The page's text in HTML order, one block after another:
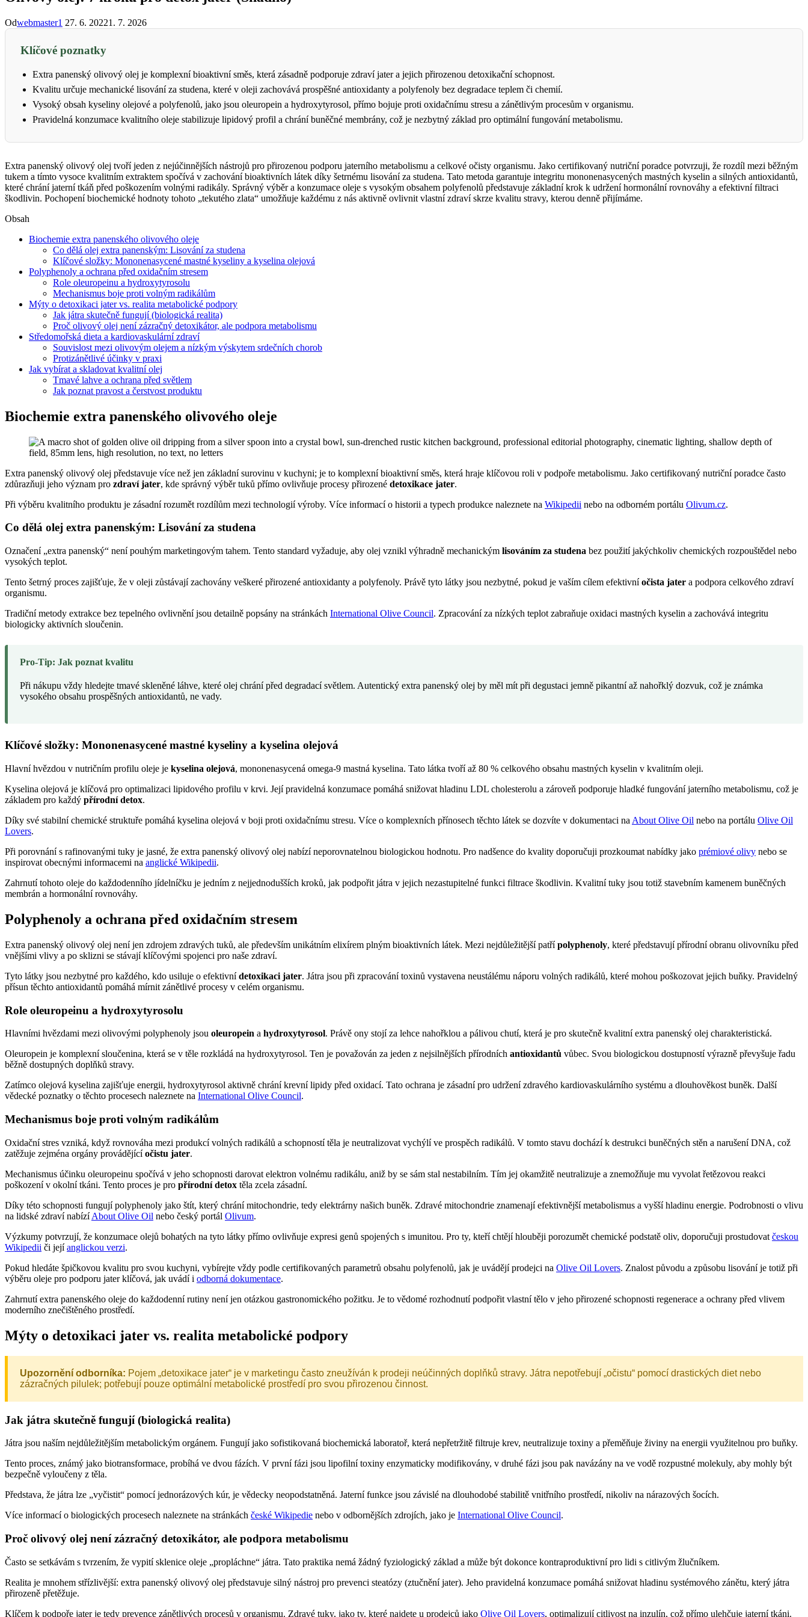
Odwebmaster1 27. 6. 20221. 7. 2026
Klíčové poznatky
Extra panenský olivový olej je komplexní bioaktivní směs, která zásadně podporuje zdraví jater a jejich přirozenou detoxikační schopnost.
Kvalitu určuje mechanické lisování za studena, které v oleji zachovává prospěšné antioxidanty a polyfenoly bez degradace teplem či chemií.
Vysoký obsah kyseliny olejové a polyfenolů, jako jsou oleuropein a hydroxytyrosol, přímo bojuje proti oxidačnímu stresu a zánětlivým procesům v organismu.
Pravidelná konzumace kvalitního oleje stabilizuje lipidový profil a chrání buněčné membrány, což je nezbytný základ pro optimální fungování metabolismu.
Extra panenský olivový olej tvoří jeden z nejúčinnějších nástrojů pro přirozenou podporu jaterního metabolismu a celkové očisty organismu. Jako certifikovaný nutriční poradce potvrzuji, že rozdíl mezi běžným
tukem a tímto vysoce kvalitním extraktem spočívá v zachování bioaktivních látek díky šetrnému lisování za studena. Tato metoda garantuje integritu mononenasycených mastných kyselin a silných antioxidantů,
které chrání jaterní tkáň před poškozením volnými radikály. Správný výběr a konzumace oleje s vysokým obsahem polyfenolů představuje základní krok k udržení hormonální rovnováhy a efektivní filtraci
škodlivin. Pochopení biochemické hodnoty tohoto „tekutého zlata“ umožňuje každému z nás aktivně ovlivnit vlastní zdraví skrze kvalitu stravy, kterou denně přijímáme.
Obsah
Biochemie extra panenského olivového oleje
Co dělá olej extra panenským: Lisování za studena
Klíčové složky: Mononenasycené mastné kyseliny a kyselina olejová
Polyphenoly a ochrana před oxidačním stresem
Role oleuropeinu a hydroxytyrosolu
Mechanismus boje proti volným radikálům
Mýty o detoxikaci jater vs. realita metabolické podpory
Jak játra skutečně fungují (biologická realita)
Proč olivový olej není zázračný detoxikátor, ale podpora metabolismu
Středomořská dieta a kardiovaskulární zdraví
Souvislost mezi olivovým olejem a nízkým výskytem srdečních chorob
Protizánětlivé účinky v praxi
Jak vybírat a skladovat kvalitní olej
Tmavé lahve a ochrana před světlem
Jak poznat pravost a čerstvost produktu
Biochemie extra panenského olivového oleje
Extra panenský olivový olej představuje více než jen základní surovinu v kuchyni; je to komplexní bioaktivní směs, která hraje klíčovou roli v podpoře metabolismu. Jako certifikovaný nutriční poradce často
zdůrazňuji jeho význam pro zdraví jater, kde správný výběr tuků přímo ovlivňuje procesy přirozené detoxikace jater.
Při výběru kvalitního produktu je zásadní rozumět rozdílům mezi technologií výroby. Více informací o historii a typech produkce naleznete na Wikipedii nebo na odborném portálu Olivum.cz.
Co dělá olej extra panenským: Lisování za studena
Označení „extra panenský“ není pouhým marketingovým tahem. Tento standard vyžaduje, aby olej vznikl výhradně mechanickým lisováním za studena bez použití jakýchkoliv chemických rozpouštědel nebo
vysokých teplot.
Tento šetrný proces zajišťuje, že v oleji zůstávají zachovány veškeré přirozené antioxidanty a polyfenoly. Právě tyto látky jsou nezbytné, pokud je vaším cílem efektivníočista jater a podpora celkového zdraví
organismu.
Tradiční metody extrakce bez tepelného ovlivnění jsou detailně popsány na stránkách International Olive Council. Zpracování za nízkých teplot zabraňuje oxidaci mastných kyselin a zachovává integritu
biologicky aktivních sloučenin.
Pro-Tip: Jak poznat kvalitu
Při nákupu vždy hledejte tmavé skleněné láhve, které olej chrání před degradací světlem. Autentický extra panenský olej by měl mít při degustaci jemně pikantní až nahořklý dozvuk, což je známka
vysokého obsahu prospěšných antioxidantů, ne vady.
Klíčové složky: Mononenasycené mastné kyseliny a kyselina olejová
Hlavní hvězdou v nutričním profilu oleje je kyselina olejová, mononenasycená omega-9 mastná kyselina. Tato látka tvoří až 80 % celkového obsahu mastných kyselin v kvalitním oleji.
Kyselina olejová je klíčová pro optimalizaci lipidového profilu v krvi. Její pravidelná konzumace pomáhá snižovat hladinu LDL cholesterolu a zároveň podporuje hladké fungování jaterního metabolismu, což je
základem pro každý přírodní detox.
Díky své stabilní chemické struktuře pomáhá kyselina olejová v boji proti oxidačnímu stresu. Více o komplexních přínosech těchto látek se dozvíte v dokumentaci na About Olive Oil nebo na portálu Olive Oil
Lovers.
Při porovnání s rafinovanými tuky je jasné, že extra panenský olivový olej nabízí neporovnatelnou biologickou hodnotu. Pro nadšence do kvality doporučuji prozkoumat nabídky jako prémiové olivy nebo se
inspirovat obecnými informacemi na anglické Wikipedii.
Zahrnutí tohoto oleje do každodenního jídelníčku je jedním z nejjednodušších kroků, jak podpořit játra v jejich nezastupitelné funkci filtrace škodlivin. Kvalitní tuky jsou totiž stavebním kamenem buněčných
membrán a hormonální rovnováhy.
Polyphenoly a ochrana před oxidačním stresem
Extra panenský olivový olej není jen zdrojem zdravých tuků, ale především unikátním elixírem plným bioaktivních látek. Mezi nejdůležitější patřípolyphenoly, které představují přírodní obranu olivovníku před
vnějšími vlivy a po sklizni se stávají klíčovými spojenci pro naše zdraví.
Tyto látky jsou nezbytné pro každého, kdo usiluje o efektivnídetoxikaci jater. Játra jsou při zpracování toxinů vystavena neustálému náporu volných radikálů, které mohou poškozovat jejich buňky. Pravidelný
přísun těchto antioxidantů pomáhá mírnit zánětlivé procesy v celém organismu.
Role oleuropeinu a hydroxytyrosolu
Hlavními hvězdami mezi olivovými polyphenoly jsou oleuropein a hydroxytyrosol. Právě ony stojí za lehce nahořklou a pálivou chutí, která je pro skutečně kvalitní extra panenský olej charakteristická.
Oleuropein je komplexní sloučenina, která se v těle rozkládá na hydroxytyrosol. Ten je považován za jeden z nejsilnějších přírodních antioxidantů vůbec. Svou biologickou dostupností výrazně převyšuje řadu
běžně dostupných doplňků stravy.
Zatímco olejová kyselina zajišťuje energii, hydroxytyrosol aktivně chrání krevní lipidy před oxidací. Tato ochrana je zásadní pro udržení zdravého kardiovaskulárního systému a dlouhověkost buněk. Další
vědecké poznatky o těchto procesech naleznete na International Olive Council.
Mechanismus boje proti volným radikálům
Oxidační stres vzniká, když rovnováha mezi produkcí volných radikálů a schopností těla je neutralizovat vychýlí ve prospěch radikálů. V tomto stavu dochází k destrukci buněčných stěn a narušení DNA, což
zatěžuje zejména orgány provádějícíočistu jater.
Mechanismus účinku oleuropeinu spočívá v jeho schopnosti darovat elektron volnému radikálu, aniž by se sám stal nestabilním. Tím jej okamžitě neutralizuje a znemožňuje mu vyvolat řetězovou reakci
poškození v okolní tkáni. Tento proces je pro přírodní detox těla zcela zásadní.
Díky této schopnosti fungují polyphenoly jako štít, který chrání mitochondrie, tedy elektrárny našich buněk. Zdravé mitochondrie znamenají efektivnější metabolismus a vyšší hladinu energie. Podrobnosti o vlivu
na lidské zdraví nabízíAbout Olive Oil nebo český portál Olivum.
Výzkumy potvrzují, že konzumace olejů bohatých na tyto látky přímo ovlivňuje expresi genů spojených s imunitou. Pro ty, kteří chtějí hlouběji porozumět chemické podstatě oliv, doporučuji prostudovat českou
Wikipedii či jejíanglickou verzi.
Pokud hledáte špičkovou kvalitu pro svou kuchyni, vybírejte vždy podle certifikovaných parametrů obsahu polyfenolů, jak je uvádějí prodejci na Olive Oil Lovers. Znalost původu a způsobu lisování je totiž při
výběru oleje pro podporu jater klíčová, jak uvádí i odborná dokumentace.
Zahrnutí extra panenského oleje do každodenní rutiny není jen otázkou gastronomického požitku. Je to vědomé rozhodnutí podpořit vlastní tělo v jeho přirozené schopnosti regenerace a ochrany před vlivem
moderního znečištěného prostředí.
Mýty o detoxikaci jater vs. realita metabolické podpory
Upozornění odborníka: Pojem „detoxikace jater“ je v marketingu často zneužíván k prodeji neúčinných doplňků stravy. Játra nepotřebují „očistu“ pomocí drastických diet nebo
zázračných pilulek; potřebují pouze optimální metabolické prostředí pro svou přirozenou činnost.
Jak játra skutečně fungují (biologická realita)
Játra jsou naším nejdůležitějším metabolickým orgánem. Fungují jako sofistikovaná biochemická laboratoř, která nepřetržitě filtruje krev, neutralizuje toxiny a přeměňuje živiny na energii využitelnou pro buňky.
Tento proces, známý jako biotransformace, probíhá ve dvou fázích. V první fázi jsou lipofilní toxiny enzymaticky modifikovány, v druhé fázi jsou pak navázány na ve vodě rozpustné molekuly, aby mohly být
bezpečně vyloučeny z těla.
Představa, že játra lze „vyčistit“ pomocí jednorázových kúr, je vědecky neopodstatněná. Jaterní funkce jsou závislé na dlouhodobé stabilitě vnitřního prostředí, nikoliv na nárazových šocích.
Více informací o biologických procesech naleznete na stránkách české Wikipedie nebo v odbornějších zdrojích, jako je International Olive Council.
Proč olivový olej není zázračný detoxikátor, ale podpora metabolismu
Často se setkávám s tvrzením, že vypití sklenice oleje „propláchne“ játra. Tato praktika nemá žádný fyziologický základ a může být dokonce kontraproduktivní pro lidi s citlivým žlučníkem.
Realita je mnohem střízlivější: extra panenský olivový olej představuje silný nástroj pro prevenci steatózy (ztučnění jater). Jeho pravidelná konzumace pomáhá snižovat hladinu systémového zánětu, který játra
přirozeně přetěžuje.
Klíčem k podpoře jater je tedy prevence zánětlivých procesů v organismu. Zdravé tuky, jako ty, které najdete u prodejců jako Olive Oil Lovers, optimalizují citlivost na inzulín, což přímo ulehčuje jaterní tkáni.